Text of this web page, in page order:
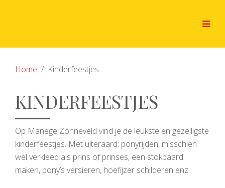
Home Kinderfeestjes
KINDERFEESTJES
Op Manege Zonneveld vind je de leukste en gezelligste
kinderfeestjes. Met uiteraard; ponyrijden, misschien
wel verkleed als prins of prinses, een stokpaard
maken, pony’s versieren, hoefijzer schilderen enz.